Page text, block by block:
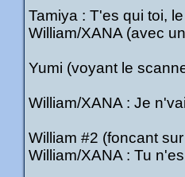
Tamiya : T'es qui toi,
William/XANA (avec
Yumi (voyant le
William/XANA : Je
William #2 (foncant
William/XANA : Tu